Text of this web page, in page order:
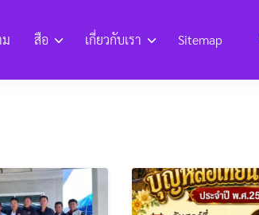
สือ เกี่ยวกับเรา Sitemap